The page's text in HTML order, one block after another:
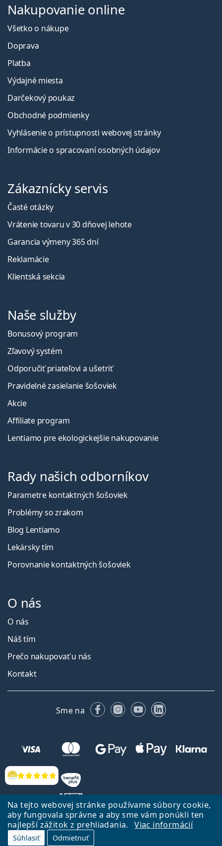
Na tejto webovej stránke používame súbory cookie,
aby fungovala správne a aby sme vám ponúkli ten
najlepší zážitok z prehliadania.
Viac informácií
Súhlasiť Odmietnuť
Hodnotenia
Nakupovanie online
Všetko o nákupe
Doprava
Platba
Výdajné miesta
Darčekový poukaz
Obchodné podmienky
Vyhlásenie o prístupnosti webovej stránky
Informácie o spracovaní osobných údajov
Zákaznícky servis
Časté otázky
Vrátenie tovaru v 30 dňovej lehote
Garancia výmeny 365 dní
Reklamácie
Klientská sekcia
Naše služby
Bonusový program
Zľavový systém
Odporučiť priateľovi a ušetriť
Pravidelné zasielanie šošoviek
Akcie
Affiliate program
Lentiamo pre ekologickejšie nakupovanie
Rady našich odborníkov
Parametre kontaktných šošoviek
Problémy so zrakom
Blog Lentiamo
Lekársky tím
Porovnanie kontaktných šošoviek
O nás
O nás
Náš tím
Prečo nakupovať u nás
Kontakt
Sme na FacebookuInstagrame
YouTubeLinkedIn
Späť na Úvodnu stránku